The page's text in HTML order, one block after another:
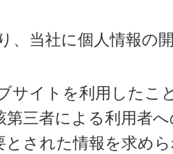
、当社に個人情報の
サイトを利用したこ
第三者による利用者
とされた情報を求め